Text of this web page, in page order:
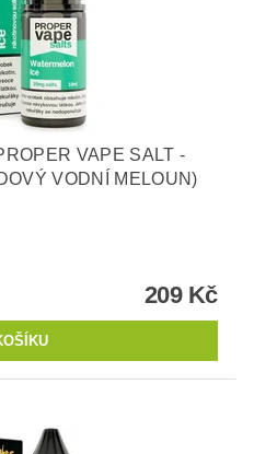
VAPE SALT -
VODNÍ MELOUN)
209 Kč